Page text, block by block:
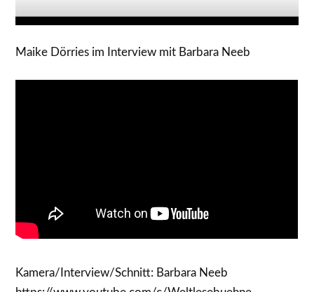
Maike Dörries im Interview mit Barbara Neeb
Kamera/Interview/Schnitt: Barbara Neeb